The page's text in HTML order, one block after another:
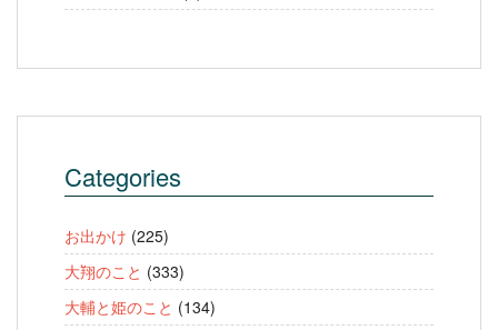
Categories
お出かけ (225)
大翔のこと (333)
大輔と姫のこと (134)